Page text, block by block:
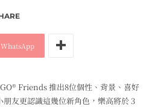
WhatsApp
Friends 推出8位個性、背景、喜好
友更認識這幾位新角色，樂高將於 3